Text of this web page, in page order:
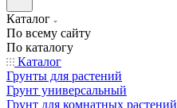
Каталог
По всему сайту
По каталогу
Каталог
Грунты для растений
Грунт универсальный
Грунт для комнатных растений